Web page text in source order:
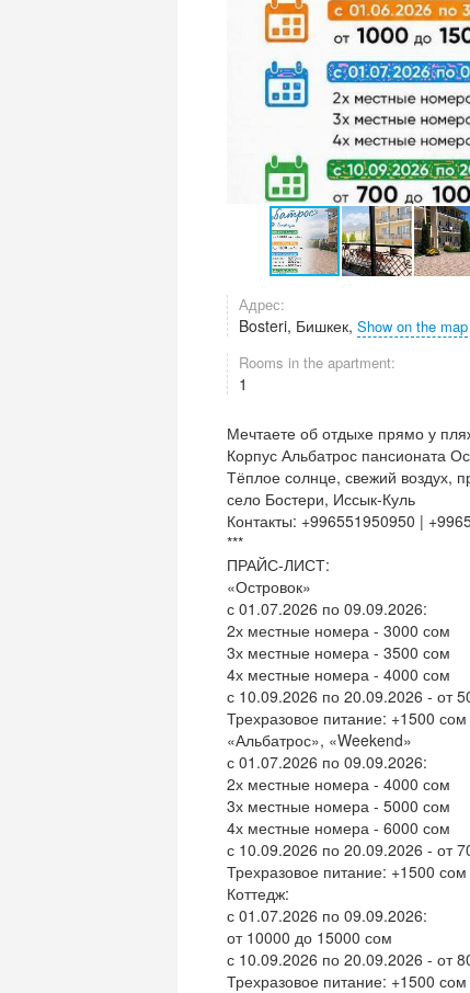
Адрес:
Bosteri, Бишкек, Show on the map
Rooms in the apartment:
1
Мечтаете об отдыхе прямо у
Корпус Альбатрос пансионата
Тёплое солнце, свежий воздух,
село Бостери, Иссык-Куль
Контакты: +996551950950 |
***
ПРАЙС-ЛИСТ:
«Островок»
с 01.07.2026 по 09.09.2026:
2х местные номера - 3000 сом
3х местные номера - 3500 сом
4х местные номера - 4000 сом
с 10.09.2026 по 20.09.2026 - от
Трехразовое питание: +1500
«Альбатрос», «Weekend»
с 01.07.2026 по 09.09.2026:
2х местные номера - 4000 сом
3х местные номера - 5000 сом
4х местные номера - 6000 сом
с 10.09.2026 по 20.09.2026 - от
Трехразовое питание: +1500
Коттедж:
с 01.07.2026 по 09.09.2026:
от 10000 до 15000 сом
с 10.09.2026 по 20.09.2026 - от
Трехразовое питание: +1500